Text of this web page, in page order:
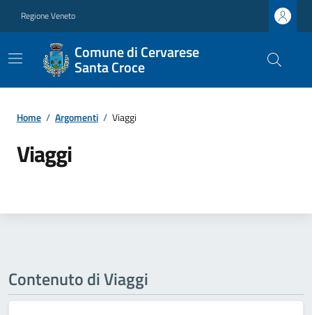
Regione Veneto
Comune di Cervarese
Santa Croce
Home / Argomenti / Viaggi
Viaggi
Contenuto di Viaggi